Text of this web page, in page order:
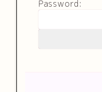
Password: